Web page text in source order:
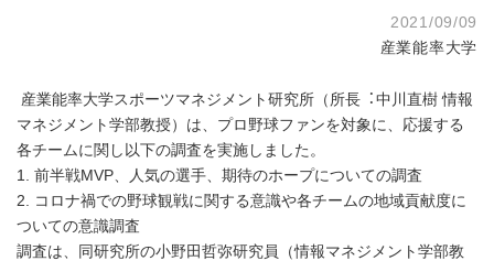
2021/09/09
産業能率大学
産業能率大学スポーツマネジメント研究所（所長︓中川直樹 情報
マネジメント学部教授）は、プロ野球ファンを対象に、応援する
各チームに関し以下の調査を実施しました。
1. 前半戦MVP、人気の選手、期待のホープについての調査
2. コロナ禍での野球観戦に関する意識や各チームの地域貢献度に
ついての意識調査
調査は、同研究所の小野田哲弥研究員（情報マネジメント学部教